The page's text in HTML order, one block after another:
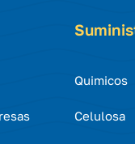
Quimicos
Celulosa